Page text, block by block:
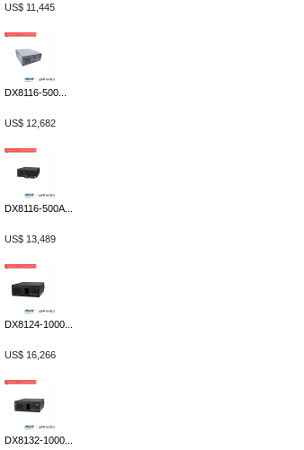
US$ 11,445
DX8116-500...
US$ 12,682
DX8116-500A...
US$ 13,489
DX8124-1000...
US$ 16,266
DX8132-1000...